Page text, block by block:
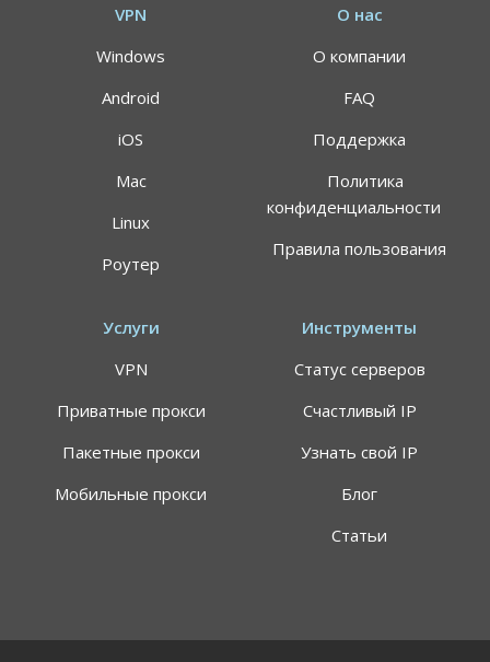
VPN
Windows
Android
iOS
Mac
Linux
Роутер
О нас
О компании
FAQ
Поддержка
Политика
конфиденциальности
Правила пользования
Услуги
VPN
Приватные прокси
Пакетные прокси
Мобильные прокси
Инструменты
Статус серверов
Счастливый IP
Узнать свой IP
Блог
Статьи